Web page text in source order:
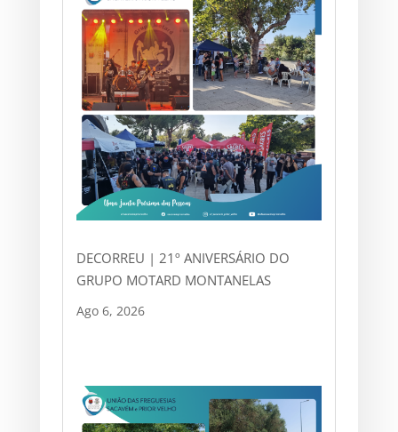
DECORREU | 21º ANIVERSÁRIO DO
GRUPO MOTARD MONTANELAS
Ago 6, 2026